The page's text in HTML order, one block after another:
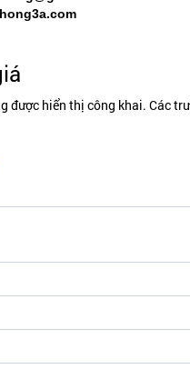
được hiển thị công khai. Các